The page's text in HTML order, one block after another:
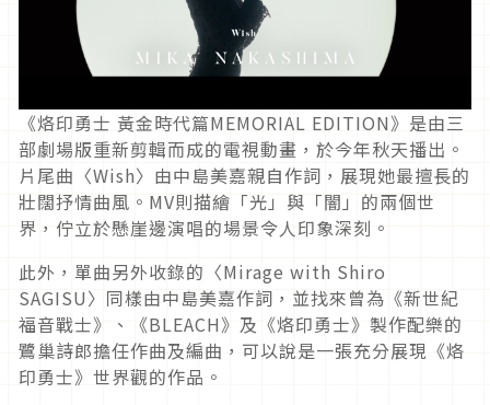
《烙印勇士 黃金時代篇MEMORIAL EDITION》是由三
部劇場版重新剪輯而成的電視動畫，於今年秋天播出。
片尾曲〈Wish〉由中島美嘉親自作詞，展現她最擅長的
壯闊抒情曲風。MV則描繪「光」與「闇」的兩個世
界，佇立於懸崖邊演唱的場景令人印象深刻。
此外，單曲另外收錄的〈Mirage with Shiro
SAGISU〉同樣由中島美嘉作詞，並找來曾為《新世紀
福音戰士》、《BLEACH》及《烙印勇士》製作配樂的
鷺巢詩郎擔任作曲及編曲，可以說是一張充分展現《烙
印勇士》世界觀的作品。